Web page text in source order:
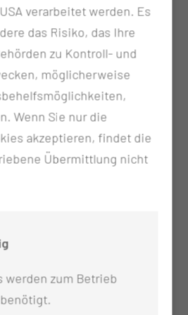
(1) Satz 2a StrSchG
MEDIZINPHYSIKER
ANDEREM:
bei Planung,
Optimierung von
Behandlungsverfahren
und
und
Systeme
verarbeitet werden. Es
das Risiko, das Ihre
zu Kontroll- und
möglicherweise
Wenn Sie nur die
akzeptieren, findet die
Übermittlung nicht
werden zum Betrieb